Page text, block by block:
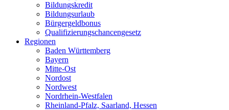
Bildungskredit
Bildungsurlaub
Bürgergeldbonus
Qualifizierungschancengesetz
Regionen
Baden Württemberg
Bayern
Mitte-Ost
Nordost
Nordwest
Nordrhein-Westfalen
Rheinland-Pfalz, Saarland, Hessen